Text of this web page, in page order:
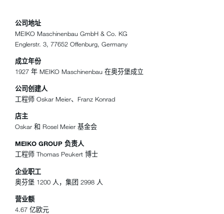
公司地址
MEIKO Maschinenbau GmbH & Co. KG
Englerstr. 3, 77652 Offenburg, Germany
成立年份
1927 年 MEIKO Maschinenbau 在奥芬堡成立
公司创建人
工程师 Oskar Meier、Franz Konrad
店主
Oskar 和 Rosel Meier 基金会
MEIKO GROUP 负责人
工程师 Thomas Peukert 博士
企业职工
奥芬堡 1200 人，集团 2998 人
营业额
4.67 亿欧元